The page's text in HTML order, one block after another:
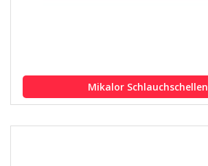
Mikalor Schlauchschellen